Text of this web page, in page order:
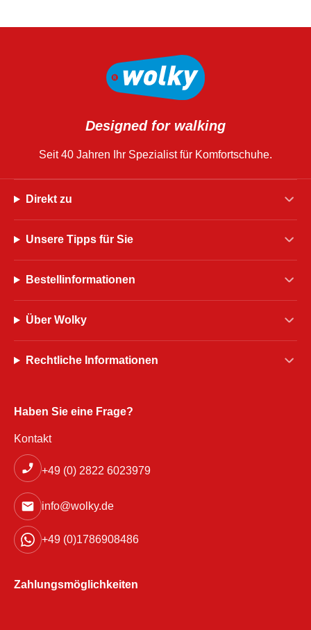
Designed for walking
Seit 40 Jahren Ihr Spezialist für Komfortschuhe.
Direkt zu
Unsere Tipps für Sie
Bestellinformationen
Über Wolky
Rechtliche Informationen
Haben Sie eine Frage?
Kontakt
+49 (0) 2822 6023979
info@wolky.de
+49 (0)1786908486
Zahlungsmöglichkeiten